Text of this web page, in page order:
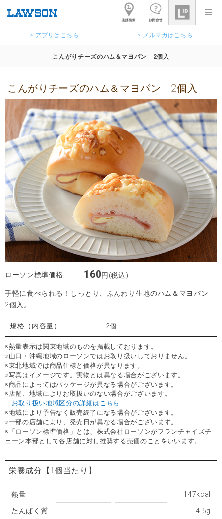
> アプリはこちら > メルマガはこちら
こんがりチーズのハム＆マヨパン 2個入
こんがりチーズのハム＆マヨパン 2個入
ローソン標準価格 160円(税込)
手軽に食べられる！しっとり、ふんわり生地のハム＆マヨパン
2個入。
規格（内容量） 2個
※熱量表示は関東地域のものを掲載しております。
※山口・沖縄地域のローソンではお取り扱いしておりません。
※東北地域では商品仕様と価格が異なります。
※写真はイメージです。実物とは異なる場合がございます。
※商品によってはパッケージが異なる場合がございます。
※店舗、地域によりお取扱いのない場合がございます。
お取り扱い地域区分の詳細はこちら
※地域により予告なく販売終了になる場合がございます。
※一部の店舗により、発売日が異なる場合がございます。
※「ローソン標準価格」とは、株式会社ローソンがフランチャイズチ
ェーン本部として各店舗に対し推奨する売価のことをいいます。
栄養成分 【1個当たり】
熱量 147kcal
たんぱく質 4.5g